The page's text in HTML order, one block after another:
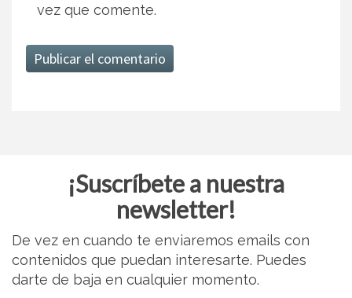
vez que comente.
¡Suscríbete a nuestra
newsletter!
De vez en cuando te enviaremos emails con
contenidos que puedan interesarte. Puedes
darte de baja en cualquier momento.